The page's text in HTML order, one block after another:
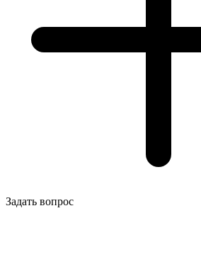
Задать вопрос